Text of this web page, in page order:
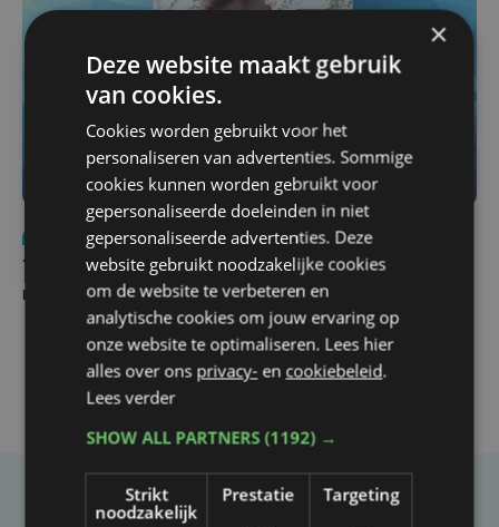
Nieuws
do 6 augustus | 21:30
Yaro (19), slachtoffer van vechtpartij, is na
maandenlange coma overleden
Taalfout opgemerkt?
×
Deze website maakt gebruik
van cookies.
Cookies worden gebruikt voor het
personaliseren van advertenties. Sommige
cookies kunnen worden gebruikt voor
gepersonaliseerde doeleinden in niet
gepersonaliseerde advertenties. Deze
website gebruikt noodzakelijke cookies
om de website te verbeteren en
analytische cookies om jouw ervaring op
onze website te optimaliseren. Lees hier
alles over ons privacy- en cookiebeleid.
Lees verder
SHOW ALL PARTNERS(1192) →
Strikt
noodzakelijk
Prestatie Targeting